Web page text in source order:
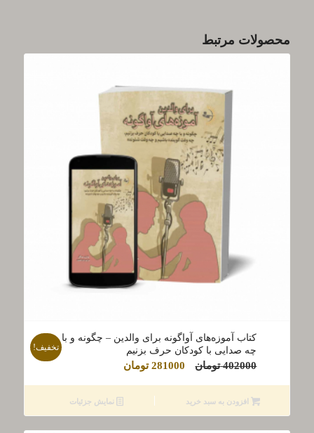
محصولات مرتبط
کتاب آموزه‌های آواگونه برای والدین – چگونه و با
چه صدایی با کودکان حرف بزنیم
402000 تومان
قیمت
402000 تومان
بود.
281000 تومانقیمت
281000 تومان
است.
تخفیف!
افزودن به سبد خرید نمایش جزئیات